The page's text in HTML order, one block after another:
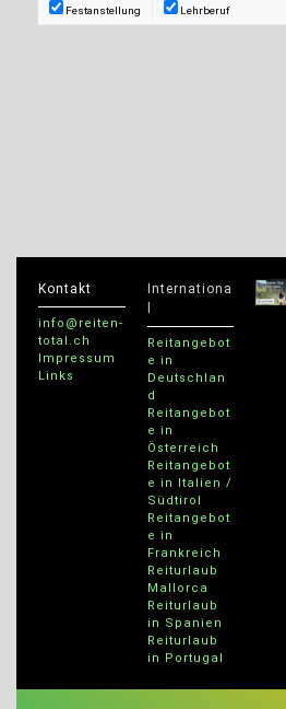
Festanstellung Lehrberuf
Kontakt
info@reiten-
total.ch
Impressum
Links
Internationa
Reitangebot
e in
Deutschlan
d
Reitangebot
e in
Österreich
Reitangebot
e in Italien /
Südtirol
Reitangebot
e in
Frankreich
Reiturlaub
Mallorca
Reiturlaub
in Spanien
Reiturlaub
in Portugal